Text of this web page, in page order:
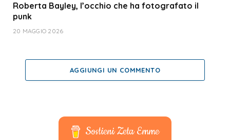
Roberta Bayley, l’occhio che ha fotografato il
punk
20 MAGGIO 2026
AGGIUNGI UN COMMENTO
Sostieni Zeta Emme